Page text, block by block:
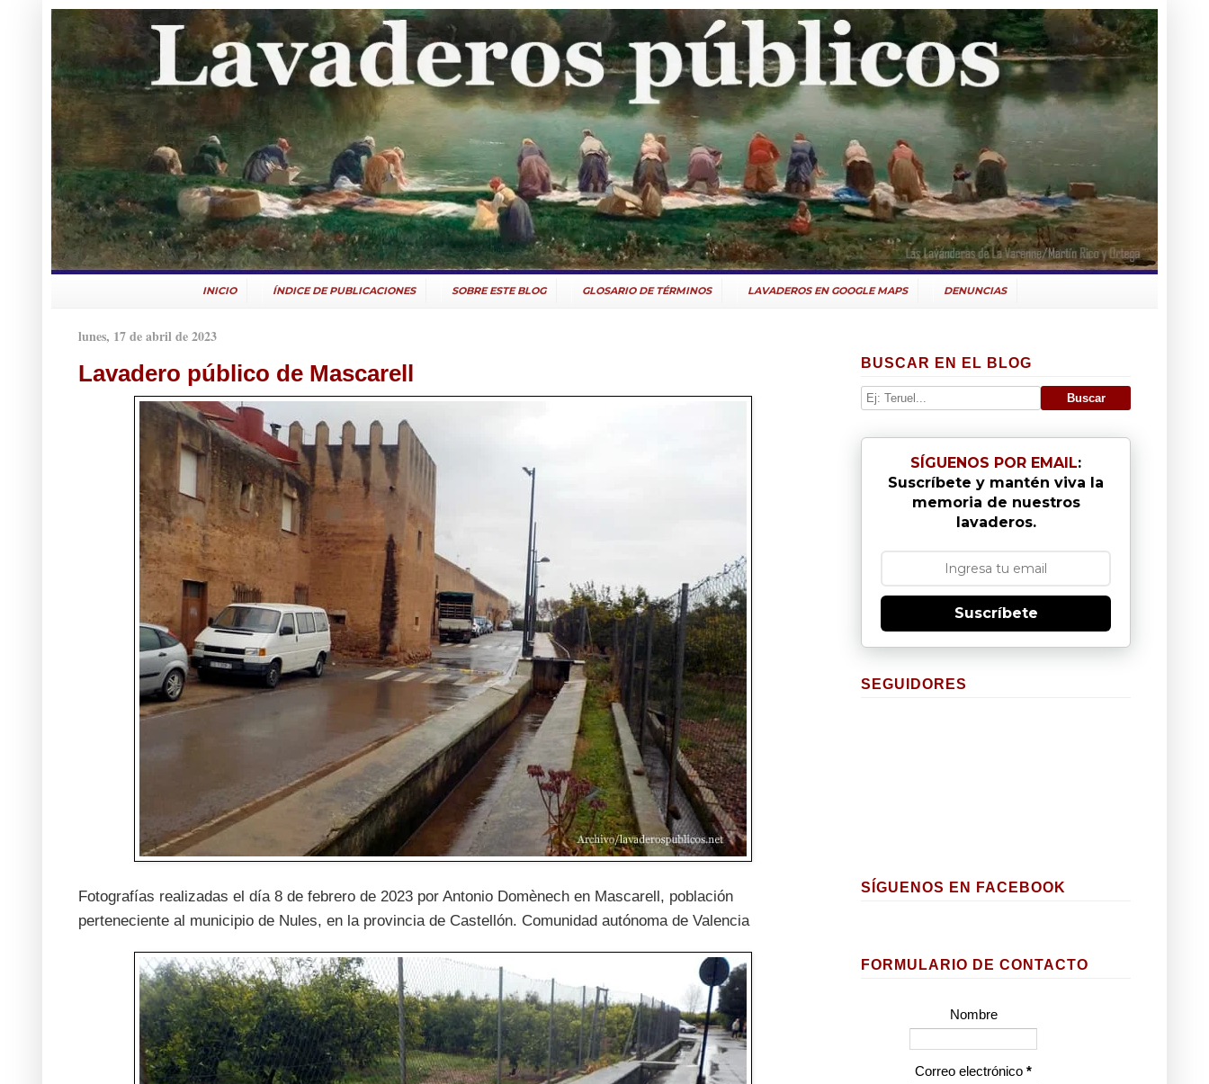
INICIO ÍNDICE DE PUBLICACIONES SOBRE ESTE BLOG GLOSARIO DE TÉRMINOS LAVADEROS EN GOOGLE MAPS DENUNCIAS
lunes, 17 de abril de 2023
Lavadero público de Mascarell
Fotografías realizadas el día 8 de febrero de 2023 por Antonio Domènech en Mascarell, población
perteneciente al municipio de Nules, en la provincia de Castellón. Comunidad autónoma de Valencia
BUSCAR EN EL BLOG
SÍGUENOS POR EMAIL:
Suscríbete y mantén viva la
memoria de nuestros
lavaderos.
Suscríbete
SEGUIDORES
SÍGUENOS EN FACEBOOK
FORMULARIO DE CONTACTO
Nombre
Correo electrónico *